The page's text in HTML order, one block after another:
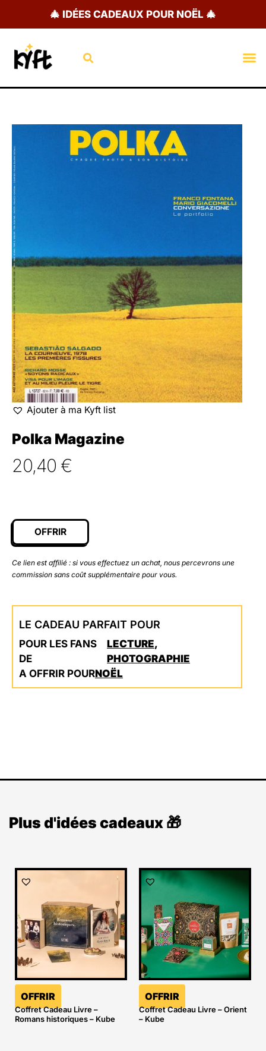
🎄 IDÉES CADEAUX POUR NOËL 🎄
Rechercher
Ajouter à ma Kyft list
Polka Magazine
20,40 €
OFFRIR
Ce lien est affilié : si vous effectuez un achat, nous percevrons une
commission sans coût supplémentaire pour vous.
LE CADEAU PARFAIT POUR
POUR LES FANS
DE
LECTURE,
PHOTOGRAPHIE
A OFFRIR POURNOËL
Plus d'idées cadeaux 🎁
OFFRIR
Coffret Cadeau Livre –
Romans historiques – Kube
OFFRIR
Coffret Cadeau Livre – Orient
– Kube